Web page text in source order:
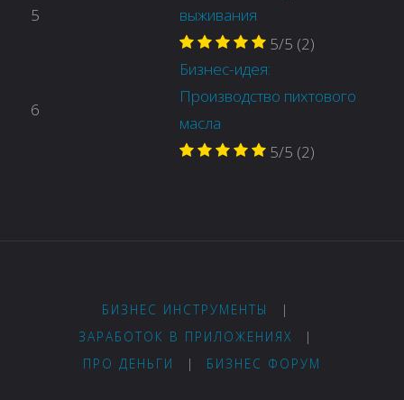
5
выживания
5/5 (2)
6
Бизнес-идея:
Производство пихтового
масла
5/5 (2)
БИЗНЕС ИНСТРУМЕНТЫ
|
ЗАРАБОТОК В ПРИЛОЖЕНИЯХ
|
ПРО ДЕНЬГИ
| БИЗНЕС ФОРУМ